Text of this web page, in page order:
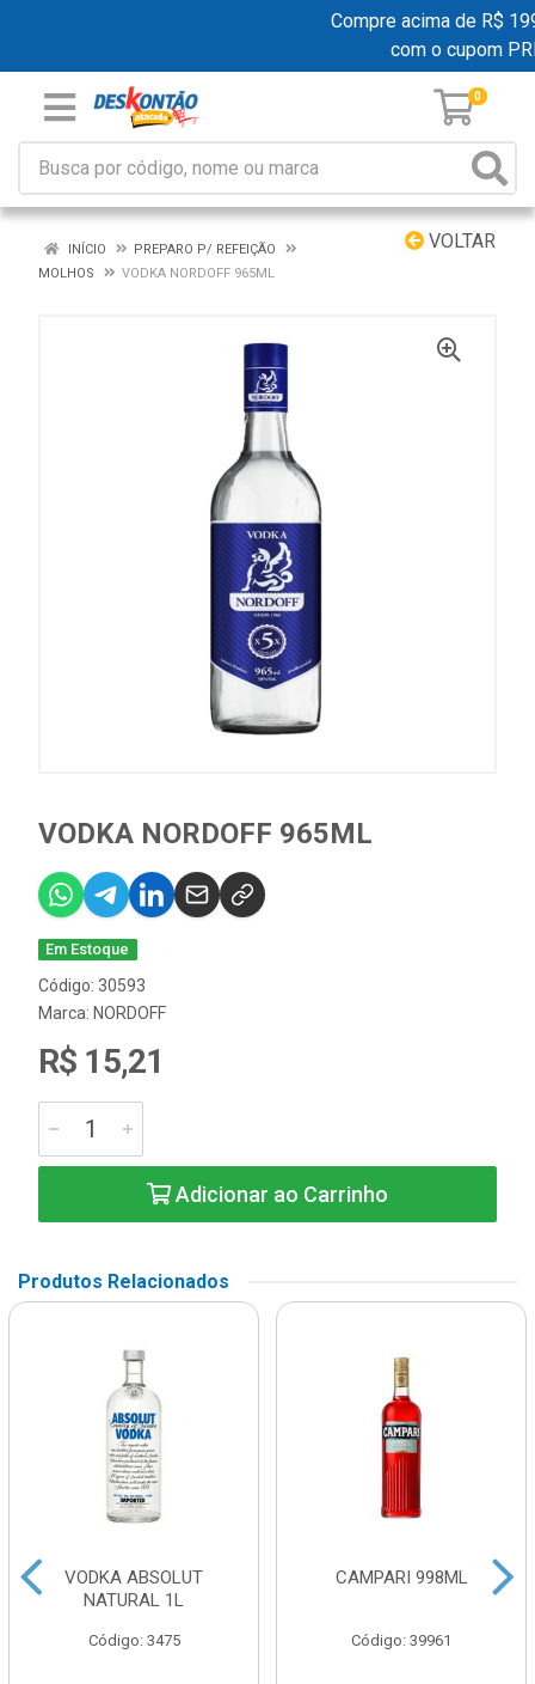
Compre acima de R$
com o cupom
0
VOLTAR
INÍCIO
PREPARO P/ REFEIÇÃO
MOLHOS
VODKA NORDOFF 965ML
VODKA NORDOFF 965ML
Em Estoque
Código: 30593
Marca: NORDOFF
R$ 15,21
Adicionar ao Carrinho
Produtos Relacionados
VODKA ABSOLUT
NATURAL 1L
Código: 3475
CAMPARI 998ML
Código: 39961